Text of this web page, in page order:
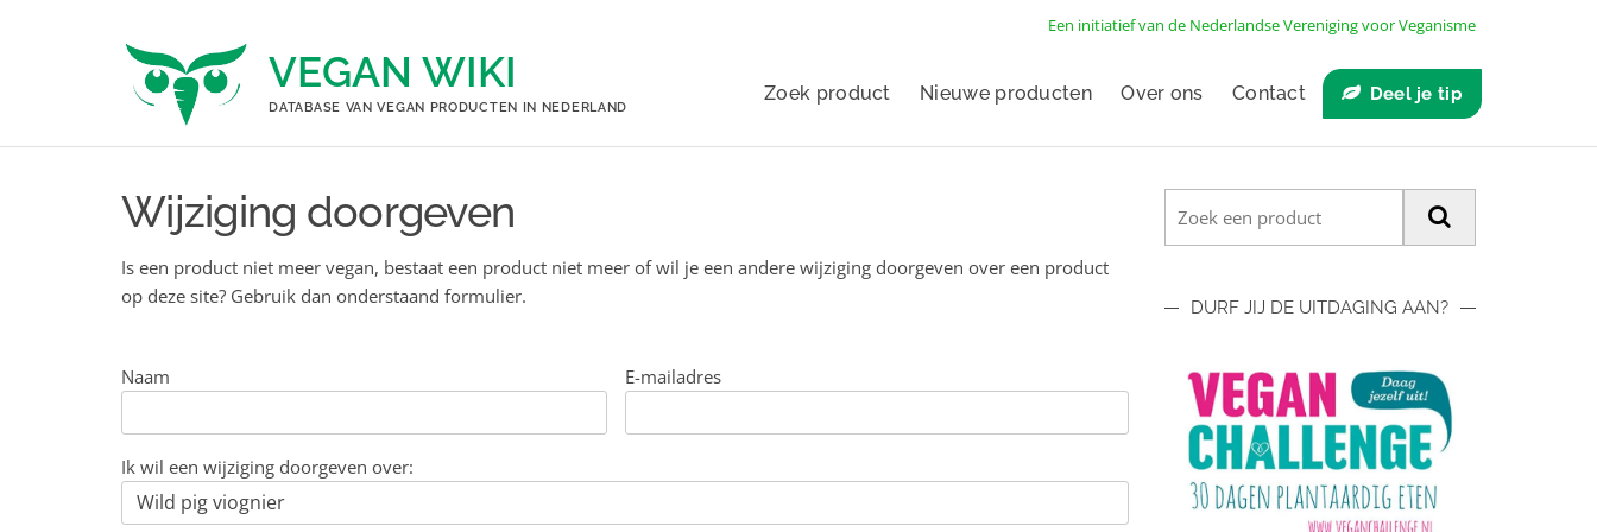
Een initiatief van de Nederlandse Vereniging voor Veganisme
VEGAN WIKI
DATABASE VAN VEGAN PRODUCTEN IN NEDERLAND
Zoek product Nieuwe producten Over ons Contact Deel je tip
Wijziging doorgeven
Is een product niet meer vegan, bestaat een product niet meer of wil je een andere wijziging doorgeven over een product
op deze site? Gebruik dan onderstaand formulier.
Naam E-mailadres
Ik wil een wijziging doorgeven over:
DURF JIJ DE UITDAGING AAN?